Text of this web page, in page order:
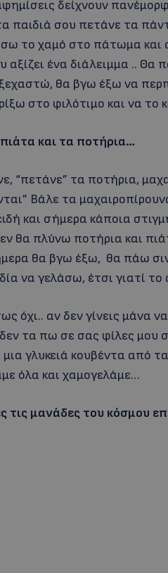
δείχνουν
παιδιά σου πετάνε τα
το χαμό στο πάτωμα
αξίζει ένα διάλειμμα .. Θα
θα βγω έξω να
στο φιλότιμο και να το
και τα ποτήρια…
“πετάνε” τα ποτήρια,
Βάλε τα
και σήμερα κάποια
θα πλύνω ποτήρια και
θα βγω έξω, θα πάω
να γελάσω, έτσι γιατί το
όχι.. αν δεν γίνεις μάνα
τα πω σε σας φίλες μου
μια γλυκειά κουβέντα από
όλα και χαμογελάμε…
τις μανάδες του κόσμου